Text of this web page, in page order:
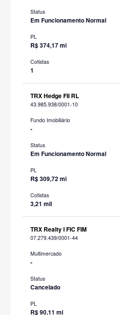
Status
Em Funcionamento Normal
PL
R$ 374,17 mi
Cotistas
1
TRX Hedge FII RL
43.985.938/0001-10
Fundo Imobiliário
-
Status
Em Funcionamento Normal
PL
R$ 309,72 mi
Cotistas
3,21 mil
TRX Realty I FIC FIM
07.279.439/0001-44
Multimercado
-
Status
Cancelado
PL
R$ 90,11 mi